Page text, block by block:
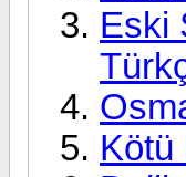
Eski
Kötü